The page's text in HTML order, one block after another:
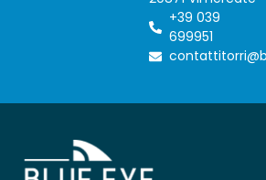
+39 039
699951